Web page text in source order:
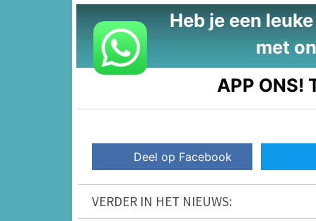
Heb je een
met
APP ONS!
Deel op Facebook
VERDER IN HET NIEUWS: